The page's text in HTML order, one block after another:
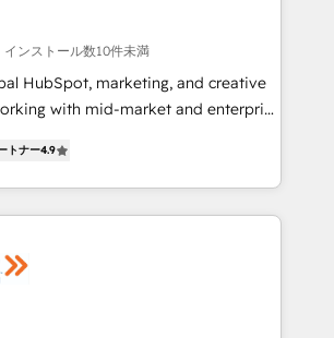
that put HubSpot in the center
🛍️ Shopify or
💲 Stripe or Paypal 💰 Sage or
or Microsoft ✍️ DocuSign or
"Custom Integrations"
sync data across... 🔄 any
with Advanced Website and
using our in-house "HubScrub" Tool.
インストール数10件未満
HubSpot, marketing, and creative
with mid-market and enterprise
and teams that turn
growth engine. Named
Partner of the Year in 2024,
with over 15 years in the ecosystem,
one operating model, delivering
トナー4.9